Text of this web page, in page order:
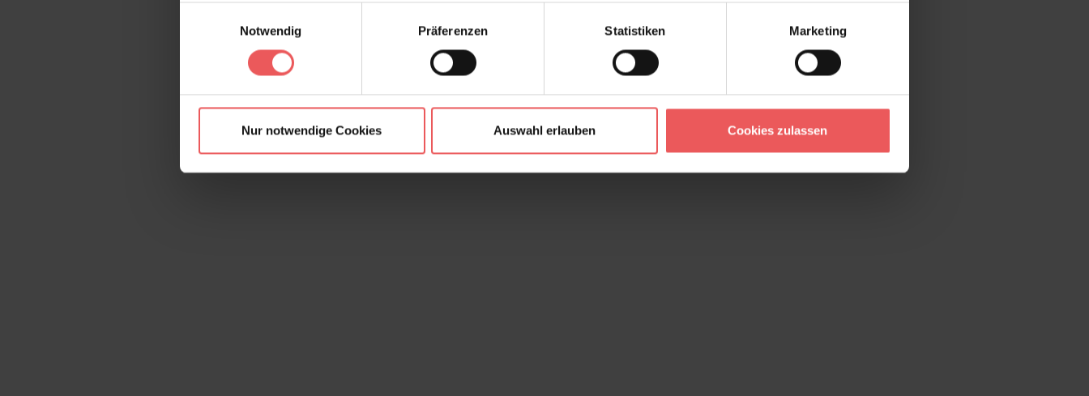
Notwendig
Präferenzen Statistiken Marketing
Nur notwendige Cookies Auswahl erlauben Cookies zulassen